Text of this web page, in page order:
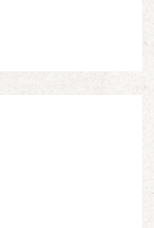
Agnès Dioné,
Ils venaient